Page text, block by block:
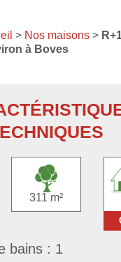
> Nos maisons >
à Boves
311 m²
bains : 1